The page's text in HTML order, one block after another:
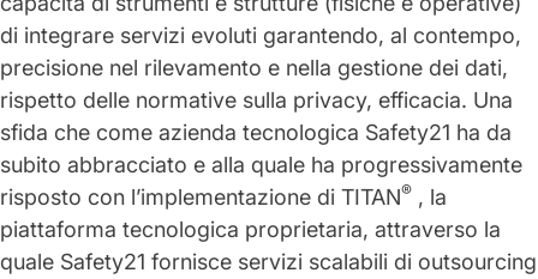
di integrare servizi evoluti garantendo, al contempo,
precisione nel rilevamento e nella gestione dei dati,
rispetto delle normative sulla privacy, efficacia. Una
sfida che come azienda tecnologica Safety21 ha da
subito abbracciato e alla quale ha progressivamente
risposto con l’implementazione di TITAN® , la
piattaforma tecnologica proprietaria, attraverso la
quale Safety21 fornisce servizi scalabili di outsourcing